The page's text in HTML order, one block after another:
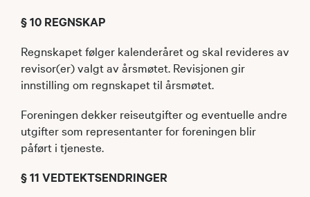
§ 10 REGNSKAP
Regnskapet følger kalenderåret og skal revideres av
revisor(er) valgt av årsmøtet. Revisjonen gir
innstilling om regnskapet til årsmøtet.
Foreningen dekker reiseutgifter og eventuelle andre
utgifter som representanter for foreningen blir
påført i tjeneste.
§ 11 VEDTEKTSENDRINGER